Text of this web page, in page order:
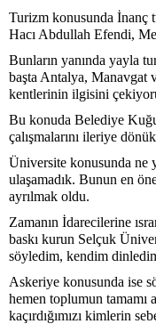
Turizm konusunda İnanç
Hacı Abdullah Efendi,
Bunların yanında yayla
başta Antalya, Manavgat
kentlerinin ilgisini
Bu konuda Belediye
çalışmalarını ileriye
Üniversite konusunda ne
ulaşamadık. Bunun en
ayrılmak oldu.
Zamanın İdarecilerine
baskı kurun Selçuk
söyledim, kendim
Askeriye konusunda ise
hemen toplumun tamamı
kaçırdığımızı kimlerin